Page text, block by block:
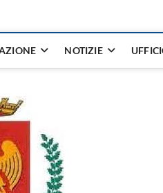
NOTIZIE